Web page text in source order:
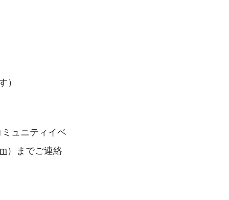
）
ュニティイベ
）までご連絡